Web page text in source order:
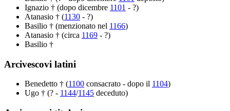
Ignazio † (dopo dicembre 1101 - ?)
Atanasio † (1130 - ?)
Basilio † (menzionato nel 1166)
Atanasio † (circa 1169 - ?)
Basilio †
Arcivescovi latini
Benedetto † (1100 consacrato - dopo il 1104)
Ugo † (? - 1144/1145 deceduto)